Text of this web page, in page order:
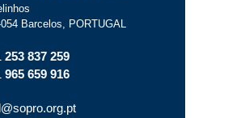
Barcelos, PORTUGAL
253 837 259
965 659 916